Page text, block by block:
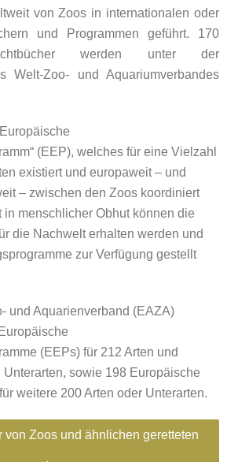
von Zoos in internationalen oder
und Programmen geführt. 170
werden unter der
Welt-Zoo- und Aquariumverbandes
(EEP), welches für eine Vielzahl
existiert und europaweit – und
– zwischen den Zoos koordiniert
menschlicher Obhut können die
die Nachwelt erhalten werden und
zur Verfügung gestellt
und Aquarienverband (EAZA)
(EEPs) für 212 Arten und
sowie 198 Europäische
weitere 200 Arten oder Unterarten.
von Zoos und ähnlichen geretteten